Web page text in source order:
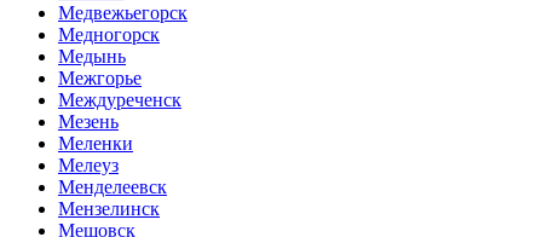
Медвежьегорск
Медногорск
Медынь
Межгорье
Междуреченск
Мезень
Меленки
Мелеуз
Менделеевск
Мензелинск
Мещовск